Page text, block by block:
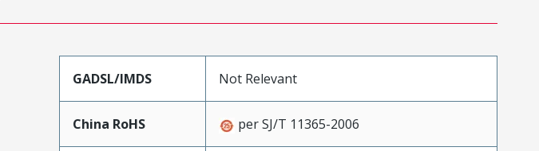
GADSL/IMDS Not Relevant
China RoHS per SJ/T 11365-2006